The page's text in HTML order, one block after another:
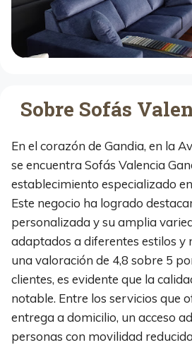
Sobre Sofás
En el corazón de Gandia, en la
se encuentra Sofás Valencia
establecimiento especializado
Este negocio ha logrado
personalizada y su amplia
adaptados a diferentes estilos y
una valoración de 4,8 sobre 5
clientes, es evidente que la
notable. Entre los servicios que
entrega a domicilio, un acceso
personas con movilidad